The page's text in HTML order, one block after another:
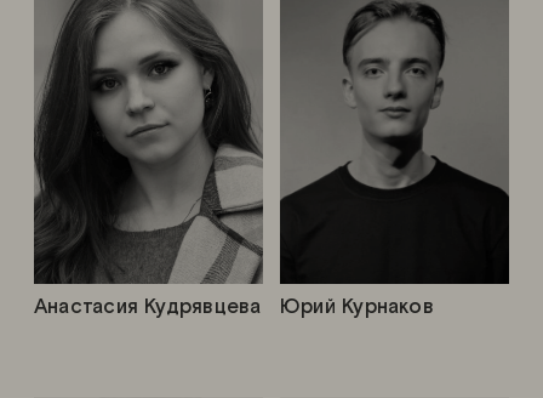
Юрий Курнаков
Анастасия Кудрявцева